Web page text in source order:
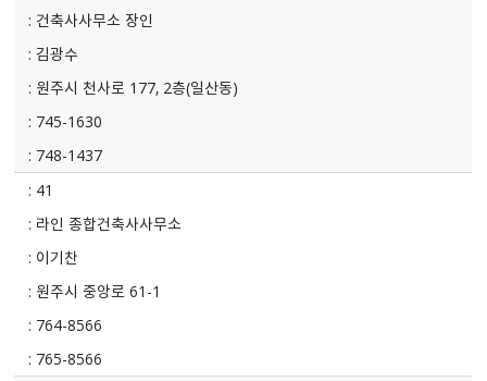
건축사사무소 장인
김광수
원주시 천사로 177, 2층(일산동)
745-1630
748-1437
41
라인 종합건축사사무소
이기찬
원주시 중앙로 61-1
764-8566
765-8566